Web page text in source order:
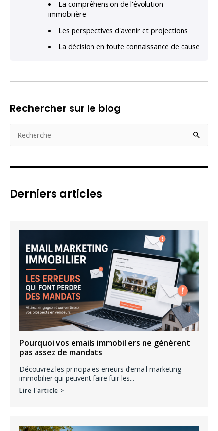
La compréhension de l'évolution
immobilière
Les perspectives d'avenir et projections
La décision en toute connaissance de cause
Rechercher sur le blog
e
rDerniers articles
Pourquoi vos emails immobiliers ne génèrent
pas assez de mandats
Découvrez les principales erreurs d’email marketing
immobilier qui peuvent faire fuir les...
Lire l'article >